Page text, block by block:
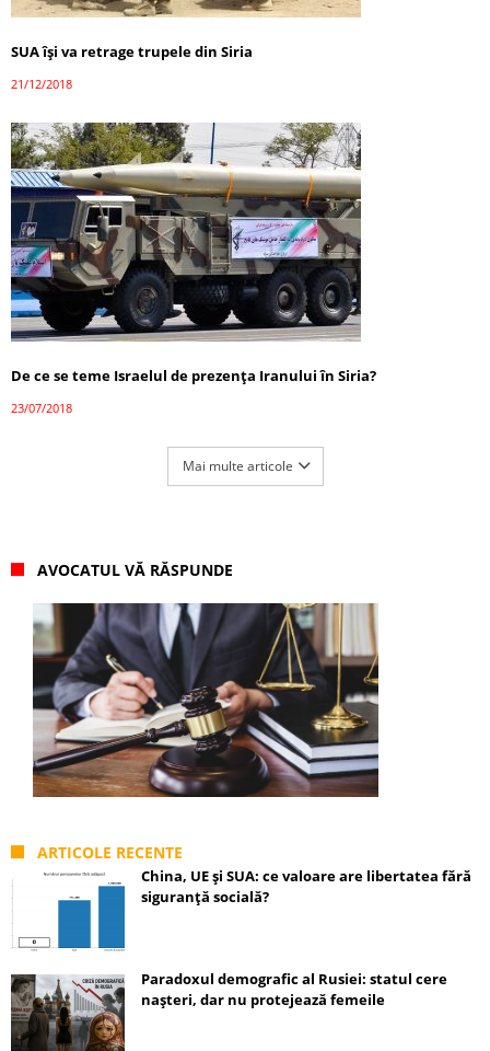
SUA își va retrage trupele din Siria
21/12/2018
De ce se teme Israelul de prezența Iranului în Siria?
23/07/2018
Mai multe articole
AVOCATUL VĂ RĂSPUNDE
ARTICOLE RECENTE
China, UE și SUA: ce valoare are libertatea fără
siguranță socială?
Paradoxul demografic al Rusiei: statul cere
nașteri, dar nu protejează femeile